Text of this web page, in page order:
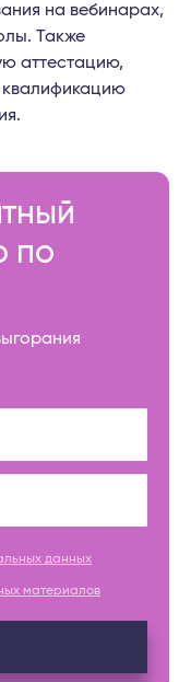
на вебинарах,
Также
аттестацию,
квалификацию
по
данных
материалов